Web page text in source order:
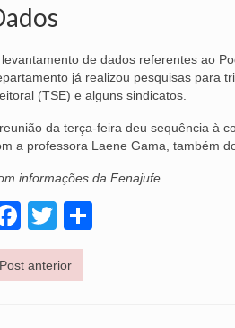
de dados referentes ao
já realizou pesquisas para
(TSE) e alguns sindicatos.
da terça-feira deu sequência à
a professora Laene Gama, também
informações da Fenajufe
Facebook
Twitter
Post anterior